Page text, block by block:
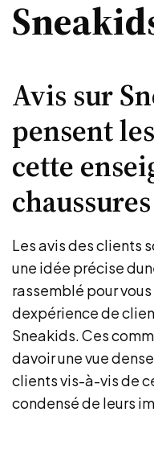
Avis sur
pensent
cette
Les avis des clients
une idée précise
rassemblé pour
dexpérience de
Sneakids. Ces
davoir une vue
clients vis-à-vis de
condensé de leurs